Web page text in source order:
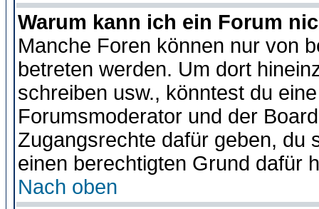
Warum kann ich ein Forum
Manche Foren können nur von
betreten werden. Um dort
schreiben usw., könntest du
Forumsmoderator und der
Zugangsrechte dafür geben, du
einen berechtigten Grund dafür
Nach oben